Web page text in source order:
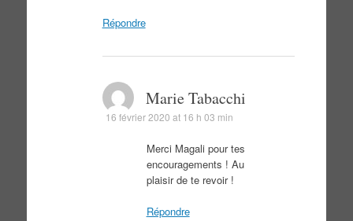
Répondre
Marie Tabacchi
16 février 2020 at 16 h 03 min
Merci Magali pour tes
encouragements ! Au
plaisir de te revoir !
Répondre